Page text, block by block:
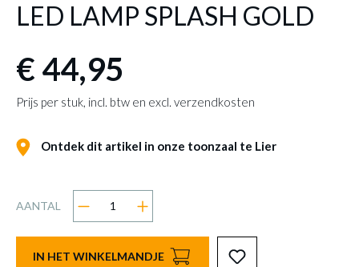
LED LAMP SPLASH GOLD
€ 44,95
Prijs per stuk, incl. btw en excl. verzendkosten
Ontdek dit artikel in onze toonzaal te Lier
AANTAL
IN HET WINKELMANDJE